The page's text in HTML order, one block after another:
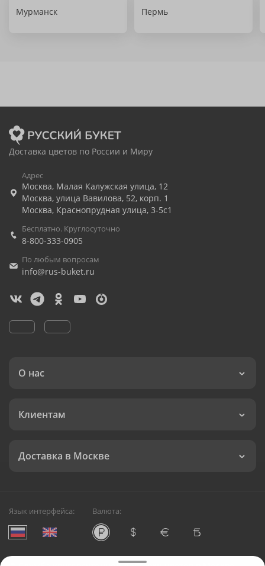
Мурманск Пермь
Доставка цветов по России и Миру
Адрес
Москва, Малая Калужская улица, 12
Москва, улица Вавилова, 52, корп. 1
Москва, Краснопрудная улица, 3-5с1
Бесплатно. Круглосуточно
8-800-333-0905
По любым вопросам
info@rus-buket.ru
О нас
Клиентам
Доставка в Москве
Язык интерфейса: Валюта: